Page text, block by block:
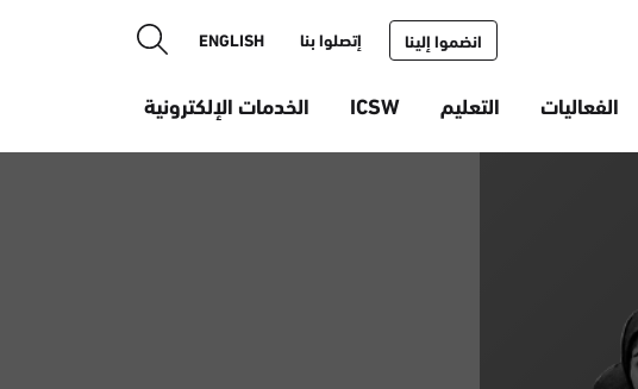
الفعاليات التعليم ICSW الخدمات الإلكترونية
انضموا إلينا إتصلوا بنا ENGLISH